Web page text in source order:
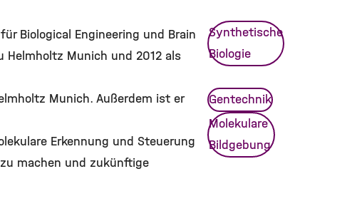
Biological Engineering und Brain
Helmholtz Munich und 2012 als
Munich. Außerdem ist er
Erkennung und Steuerung
machen und zukünftige
Synthetische
Biologie
Gentechnik
Molekulare
Bildgebung